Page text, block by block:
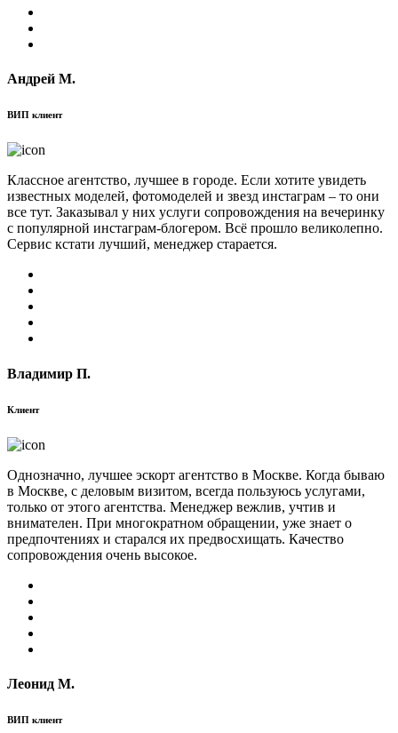
Андрей М.
ВИП клиент
Классное агентство, лучшее в городе. Если хотите увидеть
известных моделей, фотомоделей и звезд инстаграм – то они
все тут. Заказывал у них услуги сопровождения на вечеринку
с популярной инстаграм-блогером. Всё прошло великолепно.
Сервис кстати лучший, менеджер старается.
Владимир П.
Клиент
Однозначно, лучшее эскорт агентство в Москве. Когда бываю
в Москве, с деловым визитом, всегда пользуюсь услугами,
только от этого агентства. Менеджер вежлив, учтив и
внимателен. При многократном обращении, уже знает о
предпочтениях и старался их предвосхищать. Качество
сопровождения очень высокое.
Леонид М.
ВИП клиент